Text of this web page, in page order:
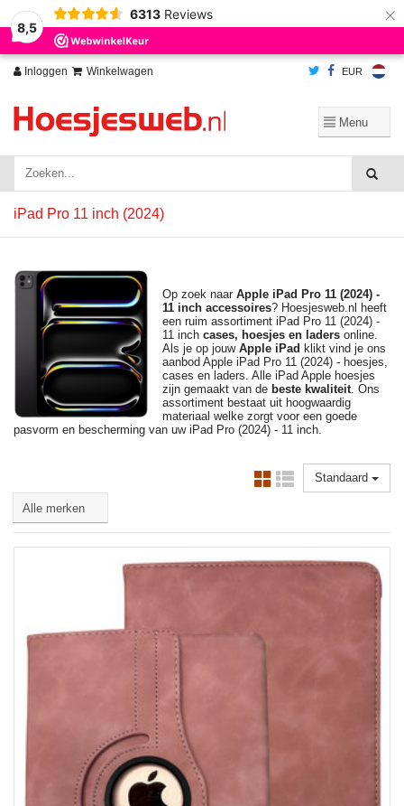
8,5
6313 Reviews ×
Inloggen Winkelwagen EUR
iPad Pro 11 inch (2024)
Op zoek naar Apple iPad Pro 11 (2024) -
11 inch accessoires? Hoesjesweb.nl heeft
een ruim assortiment iPad Pro 11 (2024) -
11 inch cases, hoesjes en laders online.
Als je op jouw Apple iPad klikt vind je ons
aanbod Apple iPad Pro 11 (2024) - hoesjes,
cases en laders. Alle iPad Apple hoesjes
zijn gemaakt van de beste kwaliteit. Ons
assortiment bestaat uit hoogwaardig
materiaal welke zorgt voor een goede
pasvorm en bescherming van uw iPad Pro (2024) - 11 inch.
Standaard
Wij slaan cookies op om onze website te verbeteren. Is dat akkoord?
Ja
Nee